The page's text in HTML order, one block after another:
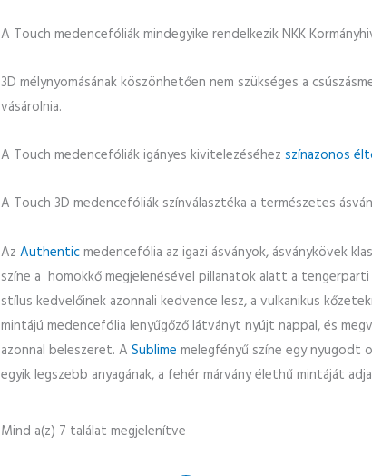
A Touch medencefóliák mindegyike rendelkezik NKK
3D mélynyomásának köszönhetően nem szükséges a
vásárolnia.
A Touch medencefóliák igányes kivitelezéséhez színazonos
A Touch 3D medencefóliák színválasztéka a természetes
Az Authenticmedencefólia az igazi ásványok, ásványkövek
színe a homokkő megjelenésével pillanatok alatt a
stílus kedvelőinek azonnali kedvence lesz, a vulkanikus
mintájú medencefólia lenyűgőző látványt nyújt nappal, és
azonnal beleszeret. A Sublime melegfényű színe egy nyugodt
egyik legszebb anyagának, a fehér márvány élethű mintáját
Mind a(z) 7 találat megjelenítve